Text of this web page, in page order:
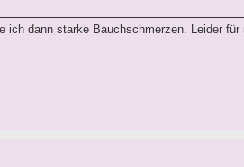
ich dann starke Bauchschmerzen. Leider